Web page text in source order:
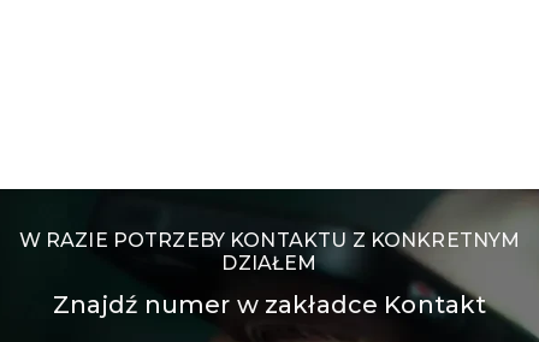
W RAZIE POTRZEBY KONTAKTU Z KONKRETNYM
DZIAŁEM
Znajdź numer w zakładce Kontakt